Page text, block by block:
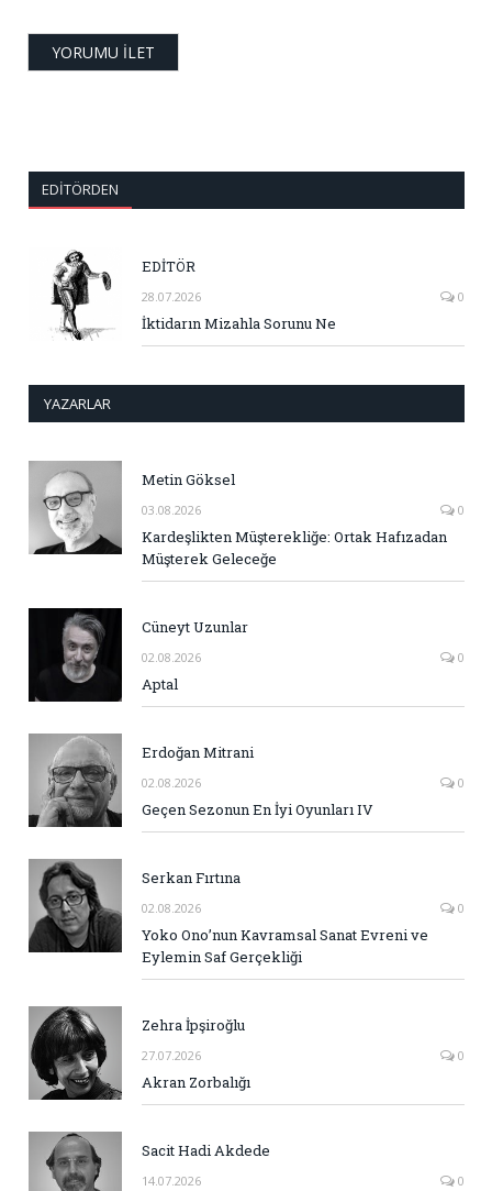
EDITÖRDEN
EDİTÖR
28.07.2026 0
İktidarın Mizahla Sorunu Ne
YAZARLAR
Metin Göksel
03.08.2026 0
Kardeşlikten Müşterekliğe: Ortak Hafızadan
Müşterek Geleceğe
Cüneyt Uzunlar
02.08.2026 0
Aptal
Erdoğan Mitrani
02.08.2026 0
Geçen Sezonun En İyi Oyunları IV
Serkan Fırtına
02.08.2026 0
Yoko Ono’nun Kavramsal Sanat Evreni ve
Eylemin Saf Gerçekliği
Zehra İpşiroğlu
27.07.2026 0
Akran Zorbalığı
Sacit Hadi Akdede
14.07.2026 0